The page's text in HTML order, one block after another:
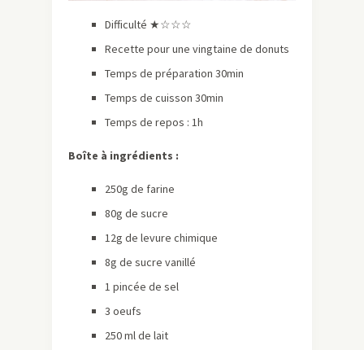
Difficulté ★☆☆☆
Recette pour une vingtaine de donuts
Temps de préparation 30min
Temps de cuisson 30min
Temps de repos : 1h
Boîte à ingrédients :
250g de farine
80g de sucre
12g de levure chimique
8g de sucre vanillé
1 pincée de sel
3 oeufs
250 ml de lait